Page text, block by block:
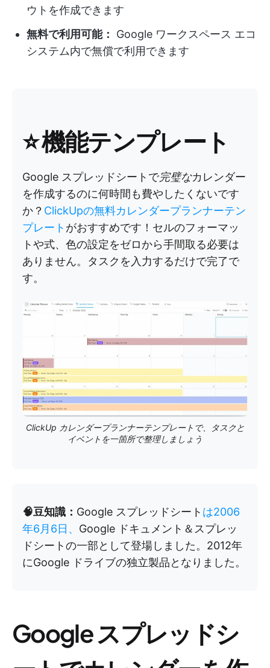
ウトを作成できます
無料で利用可能：
Google ワークスペース エコ
システム内で無償で利用できます
⭐機能テンプレート
Google スプレッドシートで完璧なカレンダー
を作成するのに何時間も費やしたくないです
か？ ClickUpの無料カレンダープランナーテン
プレート がおすすめです！セルのフォーマッ
トや式、色の設定をゼロから手間取る必要は
ありません。タスクを入力するだけで完了で
す。
ClickUp カレンダープランナーテンプレートで、タスクと
イベントを一箇所で整理しましょう
🧠豆知識： Google スプレッドシート は2006
年6月6日、 Google ドキュメント＆スプレッ
ドシートの一部として登場しました。2012年
にGoogle ドライブの独立製品となりました。
Google スプレッドシ